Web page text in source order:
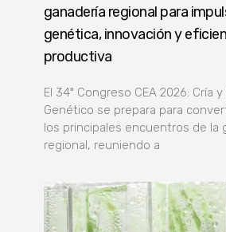
ganadería regional para
genética, innovación y
productiva
El 34º Congreso CEA 2026: Cría
Genético se prepara para
los principales encuentros de la
regional, reuniendo a